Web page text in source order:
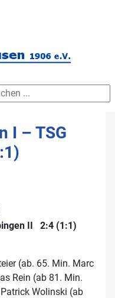
...
I – TSG
II 2:4 (1:1)
(ab. 65. Min. Marc
Rein (ab 81. Min.
Wolinski (ab